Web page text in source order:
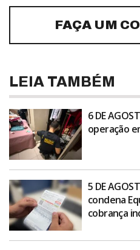
FAÇA UM
LEIA TAMBÉM
6 DE
operação
5 DE
condena
cobrança